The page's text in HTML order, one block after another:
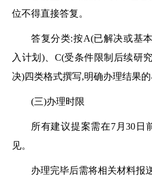
位不得直接答复。
答复分类:按A(已解决或基
入计划)、C(受条件限制后续研
决)四类格式撰写,明确办理结果的
(三)办理时限
所有建议提案需在7月30日
见。
办理完毕后需将相关材料报